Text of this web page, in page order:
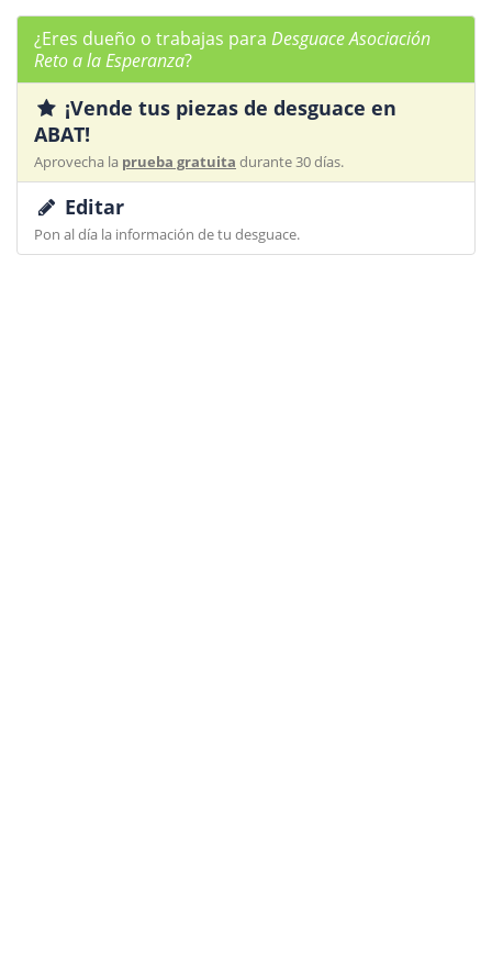
¿Eres dueño o trabajas para Desguace Asociación
Reto a la Esperanza?
¡Vende tus piezas de desguace en
ABAT!
Aprovecha la prueba gratuita durante 30 días.
Editar
Pon al día la información de tu desguace.